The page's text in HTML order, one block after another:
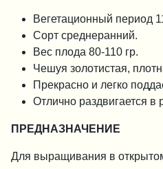
Вегетационный период
Сорт среднеранний.
Вес плода 80-110 гр.
Чешуя золотистая,
П рекрасно и легко
Отлично раздвигается в
ПРЕДНАЗНАЧЕНИЕ
Для выращивания в открытом